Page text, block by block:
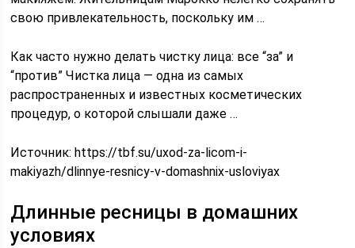
свою привлекательность, поскольку им …
Как часто нужно делать чистку лица: все “за” и
“против” Чистка лица — одна из самых
распространенных и известных косметических
процедур, о которой слышали даже …
Источник:https://tbf.su/uxod-za-licom-i-
makiyazh/dlinnye-resnicy-v-domashnix-usloviyax
Длинные ресницы в домашних
условиях